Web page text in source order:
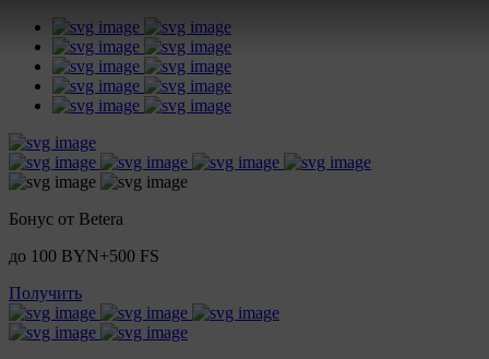
Бонус от Betera
до 100 BYN+500 FS
Получить